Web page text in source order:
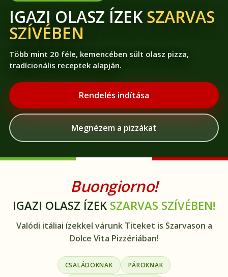
IGAZI OLASZ ÍZEKSZARVAS
SZÍVÉBEN
Több mint 20 féle, kemencében sült olasz pizza,
tradícionális receptek alapján.
Rendelés indítása
Megnézem a pizzákat
Buongiorno!
IGAZI OLASZ ÍZEK SZARVAS SZÍVÉBEN!
Valódi itáliai ízekkel várunk Titeket is Szarvason a
Dolce Vita Pizzériában!
CSALÁDOKNAK PÁROKNAK